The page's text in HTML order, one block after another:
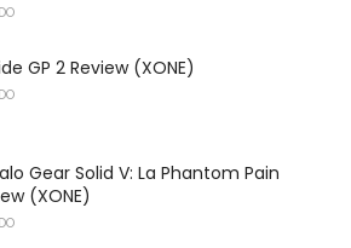
GP 2 Review (XONE)
Gear Solid V: La Phantom Pain
(XONE)